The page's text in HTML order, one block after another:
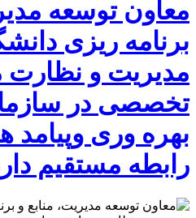
معاون توسعه
برنامه ریزی
مدیریت و نظارت
تخصصی در
بهره وری وپیامد
رابطه مستقیم